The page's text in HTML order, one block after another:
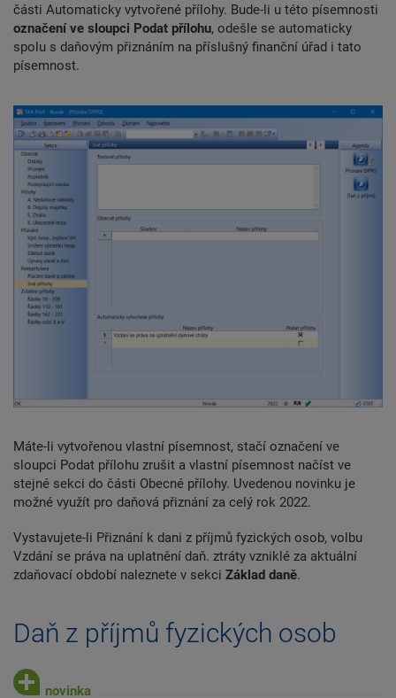
části Automaticky vytvořené přílohy. Bude-li u této písemnosti
označení ve sloupci Podat přílohu, odešle se automaticky
spolu s daňovým přiznáním na příslušný finanční úřad i tato
písemnost.
Máte-li vytvořenou vlastní písemnost, stačí označení ve
sloupci Podat přílohu zrušit a vlastní písemnost načíst ve
stejné sekci do části Obecné přílohy. Uvedenou novinku je
možné využít pro daňová přiznání za celý rok 2022.
Vystavujete-li Přiznání k dani z příjmů fyzických osob, volbu
Vzdání se práva na uplatnění daň. ztráty vzniklé za aktuální
zdaňovací období naleznete v sekci Základ daně.
Daň z příjmů fyzických osob